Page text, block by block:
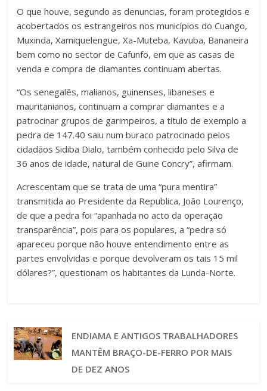
O que houve, segundo as denuncias, foram protegidos e
acobertados os estrangeiros nos municípios do Cuango,
Muxinda, Xamiquelengue, Xa-Muteba, Kavuba, Bananeira
bem como no sector de Cafunfo, em que as casas de
venda e compra de diamantes continuam abertas.
“Os senegalês, malianos, guinenses, libaneses e
mauritanianos, continuam a comprar diamantes e a
patrocinar grupos de garimpeiros, a título de exemplo a
pedra de 147.40 saiu num buraco patrocinado pelos
cidadãos Sidiba Dialo, também conhecido pelo Silva de
36 anos de idade, natural de Guine Concry”, afirmam.
Acrescentam que se trata de uma “pura mentira”
transmitida ao Presidente da Republica, João Lourenço,
de que a pedra foi “apanhada no acto da operação
transparência”, pois para os populares, a “pedra só
apareceu porque não houve entendimento entre as
partes envolvidas e porque devolveram os tais 15 mil
dólares?”, questionam os habitantes da Lunda-Norte.
ENDIAMA E ANTIGOS TRABALHADORES
MANTÊM BRAÇO-DE-FERRO POR MAIS
DE DEZ ANOS